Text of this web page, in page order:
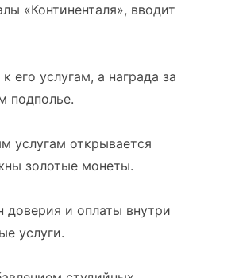
«Континенталя», вводит
его услугам, а награда за
подполье.
услугам открывается
золотые монеты.
доверия и оплаты внутри
услуги.